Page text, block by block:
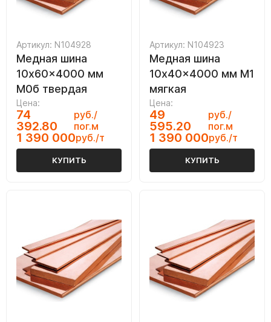
Артикул: N104928
Медная шина
10x60x4000 мм
M0б твердая
Цена:
74
392.80
руб./
пог.м
1 390 000руб./т
КУПИТЬ
Артикул: N104923
Медная шина
10x40x4000 мм М1
мягкая
Цена:
49
595.20
руб./
пог.м
1 390 000руб./т
КУПИТЬ